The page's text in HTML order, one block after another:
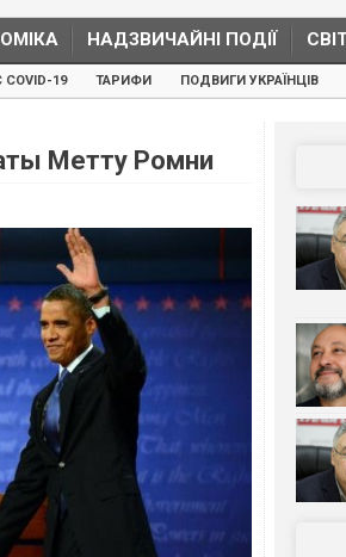
НАДЗВИЧАЙНІ ПОДІЇ
19 ТАРИФИ ПОДВИГИ УКРАЇНЦІВ
Метту Ромни